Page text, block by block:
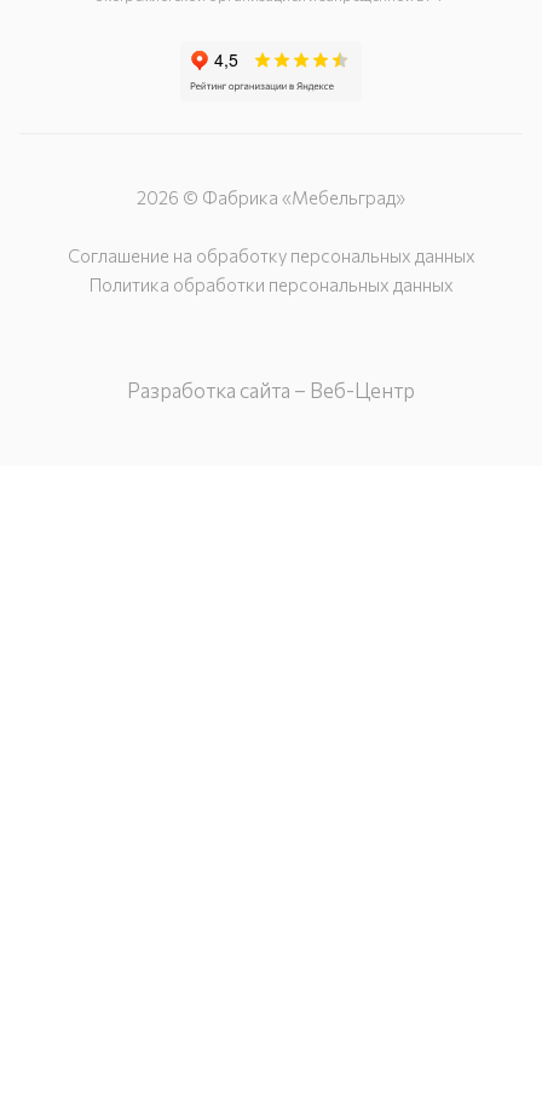
2026 © Фабрика «Мебельград»
Соглашение на обработку персональных данных
Политика обработки персональных данных
Разработка сайта – Веб-Центр